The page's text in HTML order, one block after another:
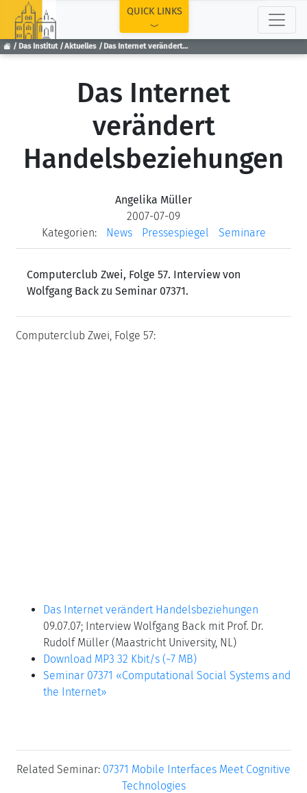
Das Institut Aktuelles Das Internet verändert Handelsbeziehungen
QUICK LINKS
Das Internet
verändert
Handelsbeziehungen
Angelika Müller
2007-07-09
Kategorien:
News Pressespiegel Seminare
Computerclub Zwei, Folge 57. Interview von
Wolfgang Back zu Seminar 07371.
Computerclub Zwei, Folge 57:
Das Internet verändert Handelsbeziehungen
09.07.07; Interview Wolfgang Back mit Prof. Dr.
Rudolf Müller (Maastricht University, NL)
Download MP3 32 Kbit/s (~7 MB)
Seminar 07371 «Computational Social Systems and
the Internet»
Related Seminar: 07371 Mobile Interfaces Meet Cognitive
Technologies